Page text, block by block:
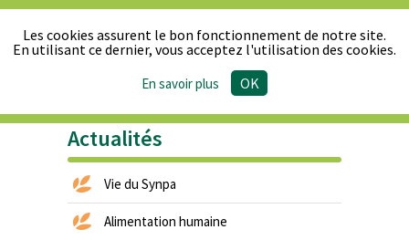
& Réglementation
Actualités Publications
Actualités
Vie du Synpa
Alimentation humaine
Les cookies assurent le bon fonctionnement de notre site.
En utilisant ce dernier, vous acceptez l'utilisation des cookies.
En savoir plus OK